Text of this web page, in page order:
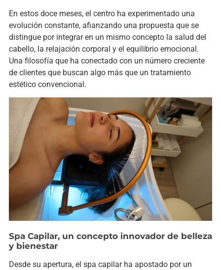
En estos doce meses, el centro ha experimentado una
evolución constante, afianzando una propuesta que se
distingue por integrar en un mismo concepto la salud del
cabello, la relajación corporal y el equilibrio emocional.
Una filosofía que ha conectado con un número creciente
de clientes que buscan algo más que un tratamiento
estético convencional.
Spa Capilar, un concepto innovador de belleza
y bienestar
Desde su apertura, el spa capilar ha apostado por un